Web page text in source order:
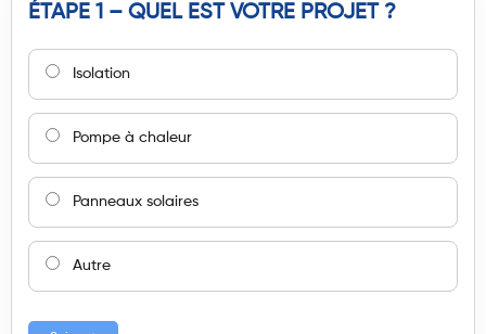
ÉTAPE 1 – QUEL EST VOTRE PROJET ?
Isolation
Pompe à chaleur
Panneaux solaires
Autre